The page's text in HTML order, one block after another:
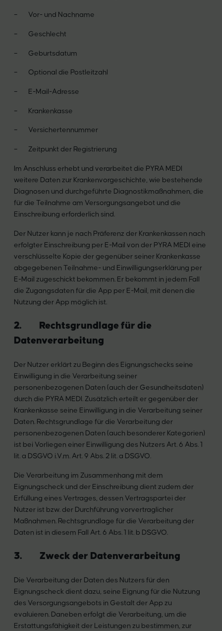
– Vor- und Nachname
– Geschlecht
– Geburtsdatum
– Optional die Postleitzahl
– E-Mail-Adresse
– Krankenkasse
– Versichertennummer
– Zeitpunkt der Registrierung
Im Anschluss erhebt und verarbeitet die PYRA MEDI
weitere Daten zur Krankenvorgeschichte, wie bestehende
Diagnosen und durchgeführte Diagnostikmaßnahmen, die
für die Teilnahme am Versorgungsangebot und die
Einschreibung erforderlich sind.
Der Nutzer kann je nach Präferenz der Krankenkassen nach
erfolgter Einschreibung per E-Mail von der PYRA MEDI eine
verschlüsselte Kopie der gegenüber seiner Krankenkasse
abgegebenen Teilnahme- und Einwilligungserklärung per
E-Mail zugeschickt bekommen. Er bekommt in jedem Fall
die Zugangsdaten für die App per E-Mail, mit denen die
Nutzung der App möglich ist.
2. Rechtsgrundlage für die
Datenverarbeitung
Der Nutzer erklärt zu Beginn des Eignungschecks seine
Einwilligung in die Verarbeitung seiner
personenbezogenen Daten (auch der Gesundheitsdaten)
durch die PYRA MEDI. Zusätzlich erteilt er gegenüber der
Krankenkasse seine Einwilligung in die Verarbeitung seiner
Daten. Rechtsgrundlage für die Verarbeitung der
personenbezogenen Daten (auch besonderer Kategorien)
ist bei Vorliegen einer Einwilligung des Nutzers Art. 6 Abs. 1
lit. a DSGVO i.V.m. Art. 9 Abs. 2 lit. a DSGVO.
Die Verarbeitung im Zusammenhang mit dem
Eignungscheck und der Einschreibung dient zudem der
Erfüllung eines Vertrages, dessen Vertragspartei der
Nutzer ist bzw. der Durchführung vorvertraglicher
Maßnahmen. Rechtsgrundlage für die Verarbeitung der
Daten ist in diesem Fall Art. 6 Abs. 1 lit. b DSGVO.
3. Zweck der Datenverarbeitung
Die Verarbeitung der Daten des Nutzers für den
Eignungscheck dient dazu, seine Eignung für die Nutzung
des Versorgungsangebots in Gestalt der App zu
evaluieren. Daneben erfolgt die Verarbeitung, um die
Erstattungsfähigkeit der Leistungen zu bestimmen, zur